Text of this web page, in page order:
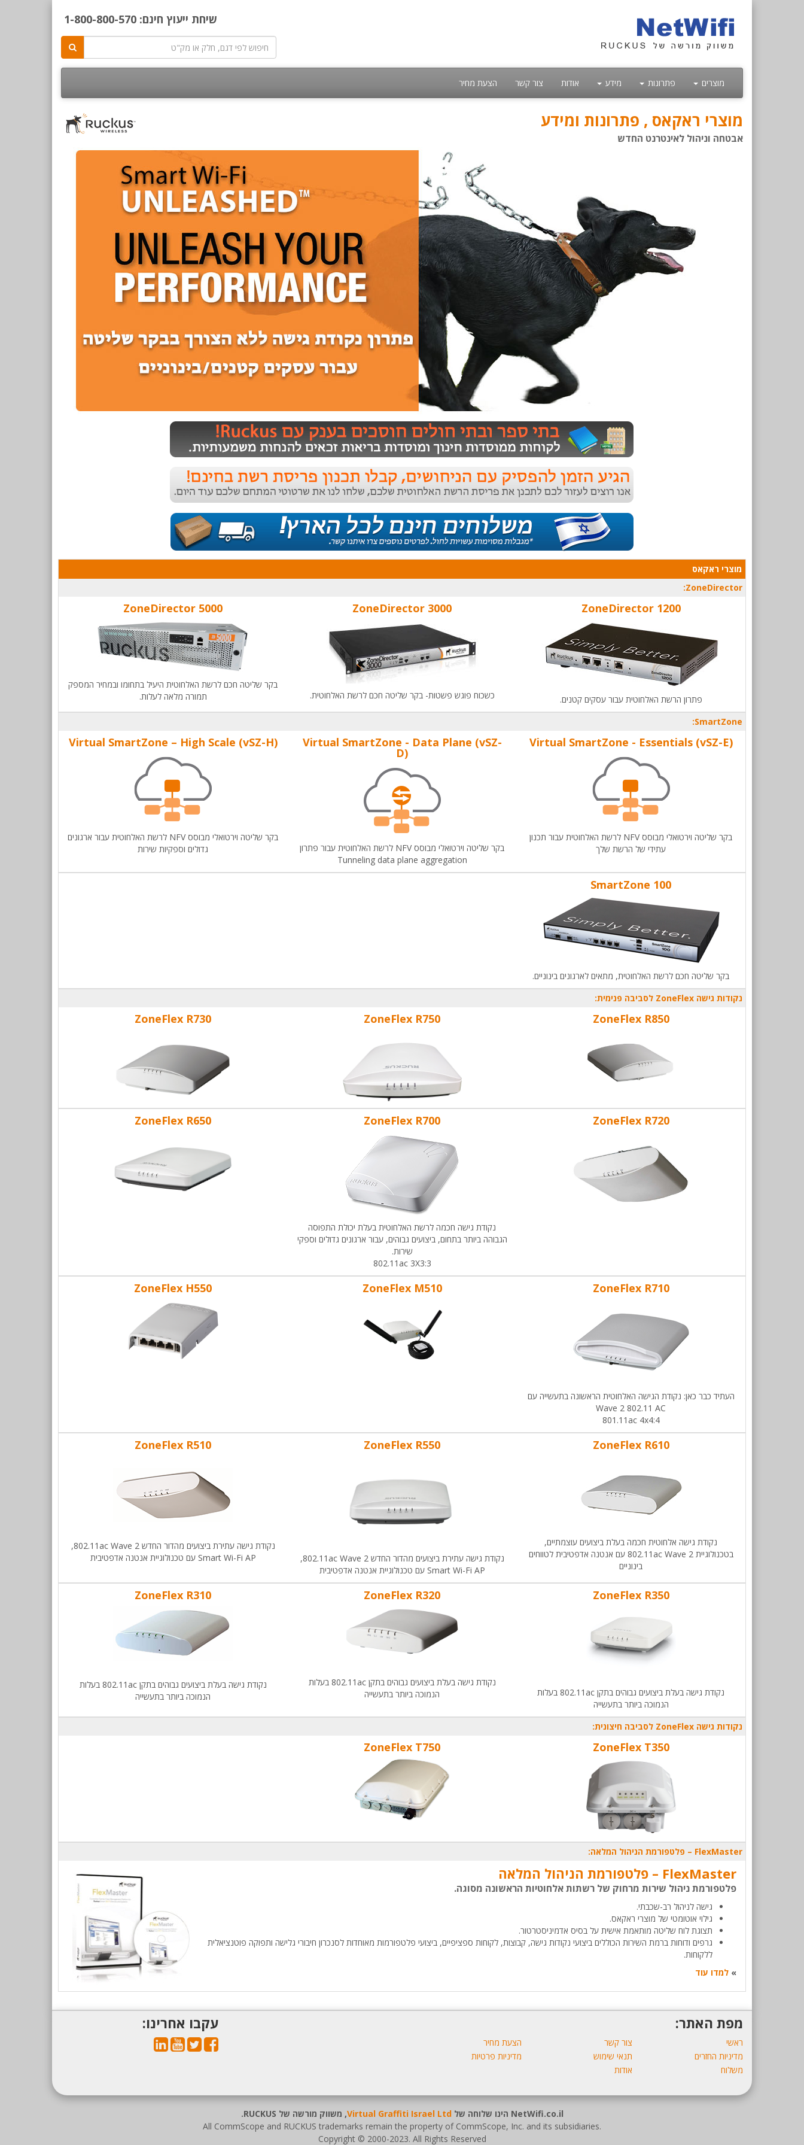
שיחת ייעוץ חינם: 1-800-800-570
מוצרים פתרונות מידע אודות צור קשר הצעת מחיר
מוצרי ראקאס , פתרונות ומידע
אבטחה וניהול לאינטרנט החדש
מוצרי ראקאס
ZoneDirector:
ZoneDirector 1200
פתרון הרשת האלחוטית עבור עסקים קטנים.
ZoneDirector 3000
כשכוח פוגש פשטות- בקר שליטה חכם לרשת האלחוטית.
ZoneDirector 5000
בקר שליטה חכם לרשת האלחוטית היעיל בתחומו ובמחיר המספק
תמורה מלאה לעלות.
SmartZone:
Virtual SmartZone - Essentials (vSZ-E)
בקר שליטה וירטואלי מבוסס NFV לרשת האלחוטית עבור תכנון
עתידי של הרשת שלך
Virtual SmartZone - Data Plane (vSZ-
D)
בקר שליטה וירטואלי מבוסס NFV לרשת האלחוטית עבור פתרון
Tunneling data plane aggregation
Virtual SmartZone – High Scale (vSZ-H)
בקר שליטה וירטואלי מבוסס NFV לרשת האלחוטית עבור ארגונים
גדולים וספקיות שירות
SmartZone 100
בקר שליטה חכם לרשת האלחוטית, מתאים לארגונים בינוניים.
נקודות גישה ZoneFlex לסביבה פנימית:
ZoneFlex R850
ZoneFlex R750
ZoneFlex R730
ZoneFlex R720
ZoneFlex R700
נקודת גישה חכמה לרשת האלחוטית בעלת יכולת התפוסה
הגבוהה ביותר בתחום, ביצועים גבוהים, עבור ארגונים גדולים וספקי
שירות.
802.11ac 3X3:3
ZoneFlex R650
ZoneFlex R710
העתיד כבר כאן: נקודת הגישה האלחוטית הראשונה בתעשייה עם
Wave 2 802.11 AC​
801.11ac 4x4:4
ZoneFlex M510
ZoneFlex H550
ZoneFlex R610
נקודת גישה אלחוטית חכמה בעלת ביצועים עוצמתיים,
בטכנולוגיית 802.11ac Wave 2 עם אנטנה אדפטיבית לטווחים
בינוניים
ZoneFlex R550
נקודת גישה עתירת ביצועים מהדור החדש802.11ac Wave 2
,
Smart Wi-Fi AP עם טכנולוגיית אנטנה אדפטיבית
ZoneFlex R510
נקודת גישה עתירת ביצועים מהדור החדש802.11ac Wave 2
,
Smart Wi-Fi AP עם טכנולוגיית אנטנה אדפטיבית
ZoneFlex R350
נקודת גישה בעלת ביצועים גבוהים בתקן 802.11ac בעלות
הנמוכה ביותר בתעשייה
ZoneFlex R320
נקודת גישה בעלת ביצועים גבוהים בתקן 802.11ac בעלות
הנמוכה ביותר בתעשייה
ZoneFlex R310
נקודת גישה בעלת ביצועים גבוהים בתקן 802.11ac בעלות
הנמוכה ביותר בתעשייה
נקודות גישה ZoneFlex לסביבה חיצונית:
ZoneFlex T350
ZoneFlex T750
FlexMaster – פלטפורמת הניהול המלאה:
FlexMaster – פלטפורמת הניהול המלאה
פלטפורמת ניהול שירות מרחוק של רשתות אלחוטיות הראשונה מסוגה.
גישה לניהול רב-שכבתי.
גילוי אוטומטי של מוצרי ראקאס.
תצוגת לוח שליטה מותאמת אישית על בסיס אדמיניסטרטור.
גרפים ודוחות ברמת השירות הכוללים ביצועי נקודות גישה, קבוצות, לקוחות ספציפיים, ביצועי פלטפורמות מאוחדות לסנכרון חיבורי גלישה ותפוקה פוטנציאלית
ללקוחות.
» למדו עוד
מפת האתר:
ראשי צור קשר
הצעת מחיר
מדיניות החזרים
תנאי שימוש
מדיניות פרטיות
משלוח
אודות
עקבו אחרינו:
NetWifi.co.il הינו שלוחה של Virtual Graffiti Israel Ltd, משווק מורשה של RUCKUS.
All CommScope and RUCKUS trademarks remain the property of CommScope, Inc. and its subsidiaries.
Copyright © 2000-2023. All Rights Reserved